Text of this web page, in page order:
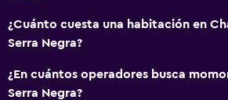
¿Cuánto cuesta una habitación en
Serra Negra?
¿En cuántos operadores busca
Serra Negra?